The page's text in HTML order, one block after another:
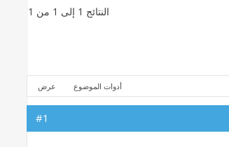
النتائج 1 إلى 1 من 1
أدوات الموضوع عرض
#1